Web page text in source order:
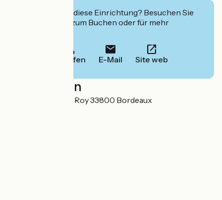
Interessiert Sie diese Einrichtung? Besuchen Sie
deren Website zum Buchen oder für mehr
Anrufen E-Mail Site web
Localisation
69 Rue Eugène Le Roy 33800 Bordeaux